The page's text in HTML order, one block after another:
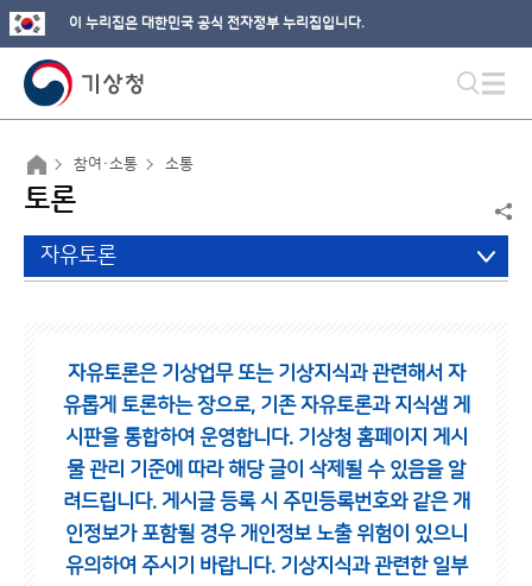
이 누리집은 대한민국 공식 전자정부 누리집입니다.
참여·소통 소통
토론
자유토론
자유토론은 기상업무 또는 기상지식과 관련해서 자
유롭게 토론하는 장으로, 기존 자유토론과 지식샘 게
시판을 통합하여 운영합니다. 기상청 홈페이지 게시
물 관리 기준에 따라 해당 글이 삭제될 수 있음을 알
려드립니다. 게시글 등록 시 주민등록번호와 같은 개
인정보가 포함될 경우 개인정보 노출 위험이 있으니
유의하여 주시기 바랍니다. 기상지식과 관련한 일부